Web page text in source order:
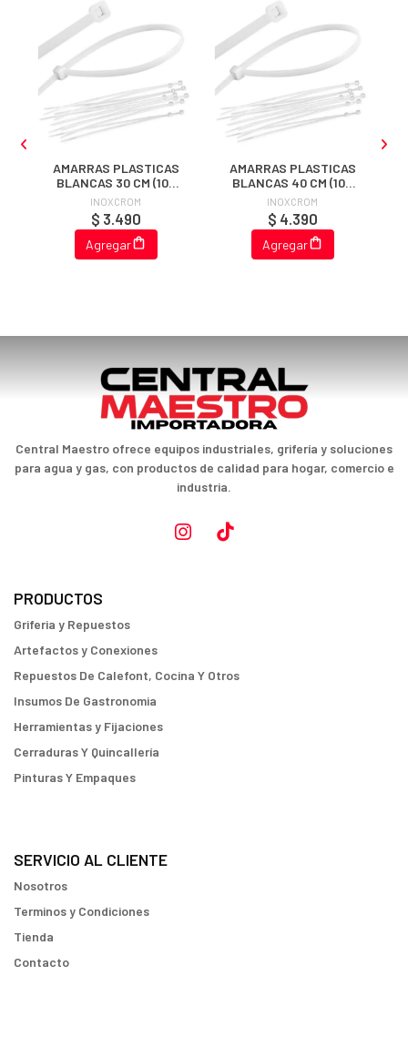
AMARRAS PLASTICAS
BLANCAS 30 CM (100
UNIDADES)
INOXCROM
$ 3.490
Agregar
AMARRAS PLASTICAS
BLANCAS 40 CM (100
UNIDADES)
INOXCROM
$ 4.390
Agregar
Central Maestro ofrece equipos industriales, grifería y soluciones
para agua y gas, con productos de calidad para hogar, comercio e
industria.
PRODUCTOS
Griferia y Repuestos
Artefactos y Conexiones
Repuestos De Calefont, Cocina Y Otros
Insumos De Gastronomia
Herramientas y Fijaciones
Cerraduras Y Quincallería
Pinturas Y Empaques
SERVICIO AL CLIENTE
Nosotros
Terminos y Condiciones
Tienda
Contacto